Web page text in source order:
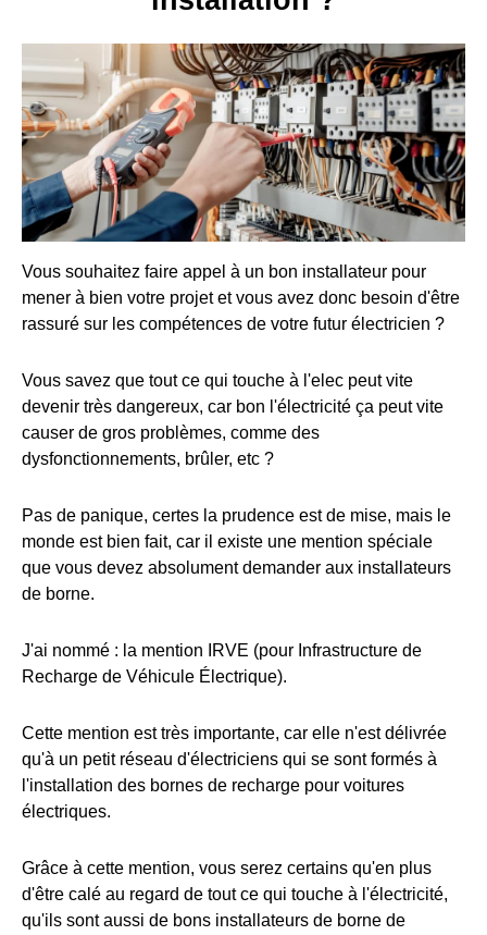
Vous souhaitez faire appel à un bon installateur pour
mener à bien votre projet et vous avez donc besoin d'être
rassuré sur les compétences de votre futur électricien ?
Vous savez que tout ce qui touche à l'elec peut vite
devenir très dangereux, car bon l'électricité ça peut vite
causer de gros problèmes, comme des
dysfonctionnements, brûler, etc ?
Pas de panique, certes la prudence est de mise, mais le
monde est bien fait, car il existe une mention spéciale
que vous devez absolument demander aux installateurs
de borne.
J'ai nommé : la mention IRVE (pour Infrastructure de
Recharge de Véhicule Électrique).
Cette mention est très importante, car elle n'est délivrée
qu'à un petit réseau d'électriciens qui se sont formés à
l'installation des bornes de recharge pour voitures
électriques.
Grâce à cette mention, vous serez certains qu'en plus
d'être calé au regard de tout ce qui touche à l'électricité,
qu'ils sont aussi de bons installateurs de borne de